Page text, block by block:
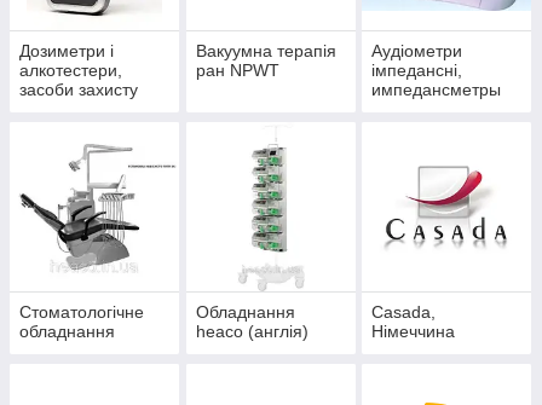
Дозиметри і
алкотестери,
засоби захисту
Вакуумна терапія
ран NPWT
Аудіометри
імпедансні,
импедансметры
Стоматологічне
обладнання
Обладнання
heaco (англія)
Casada,
Німеччина